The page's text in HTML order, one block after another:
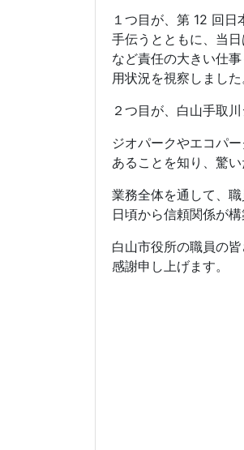
１つ目が、第 12 回日
手伝うとともに、当
など責任の大きい仕
用状況を視察しました
２つ目が、白山手取
ジオパークやエコパ
あることを知り、驚い
業務全体を通して、
日頃から信頼関係が
白山市役所の職員の
感謝申し上げます。